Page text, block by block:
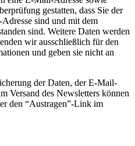
gestatten, dass Sie der
sind und mit dem
sind. Weitere Daten werden
wir ausschließlich für den
und geben sie nicht an
der Daten, der E-Mail-
Versand des Newsletters können
den “Austragen”-Link im